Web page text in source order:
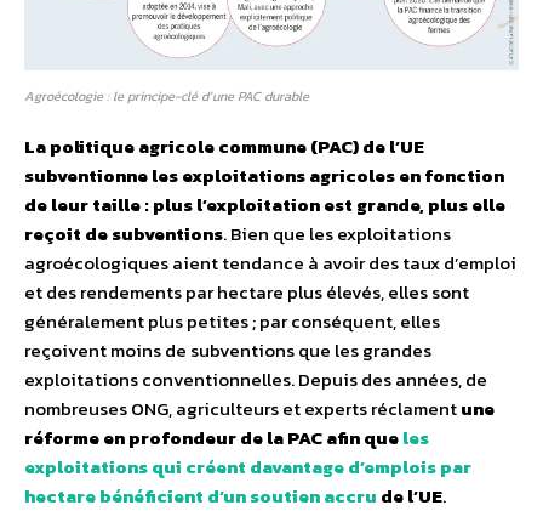
Agroécologie : le principe-clé d’une PAC durable
La politique agricole commune (PAC) de l’UE
subventionne les exploitations agricoles en fonction
de leur taille : plus l’exploitation est grande, plus elle
reçoit de subventions. Bien que les exploitations
agroécologiques aient tendance à avoir des taux d’emploi
et des rendements par hectare plus élevés, elles sont
généralement plus petites ; par conséquent, elles
reçoivent moins de subventions que les grandes
exploitations conventionnelles. Depuis des années, de
nombreuses ONG, agriculteurs et experts réclamentune
réforme en profondeur de la PAC afin queles
exploitations qui créent davantage d’emplois par
hectare bénéficient d’un soutien accru de l’UE.